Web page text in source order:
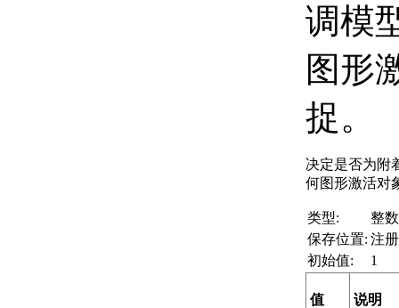
调模
图形
捉。
决定是否为附
何图形激活对
类型:
整数
保存位置: 注
初始值:
1
值 说明